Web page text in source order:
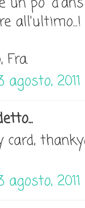
all'ultimo...!
Fra.
2011
card,
2011